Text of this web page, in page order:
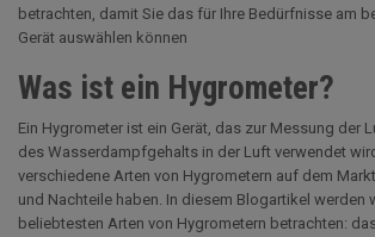
betrachten, damit Sie das für Ihre Bedürfnisse am
Gerät auswählen können
Was ist ein Hygrometer?
Ein Hygrometer ist ein Gerät, das zur Messung der
des Wasserdampfgehalts in der Luft verwendet
verschiedene Arten von Hygrometern auf dem
und Nachteile haben. In diesem Blogartikel werden
beliebtesten Arten von Hygrometern betrachten: